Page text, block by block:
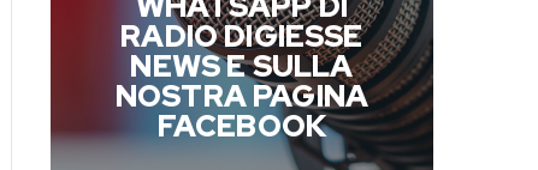
RADIO DIGIESSE
NEWS E SULLA
NOSTRA PAGINA
FACEBOOK